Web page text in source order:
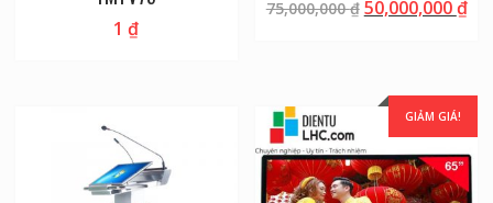
1₫
75,000,000₫ 50,000,000₫
GIẢM GIÁ!